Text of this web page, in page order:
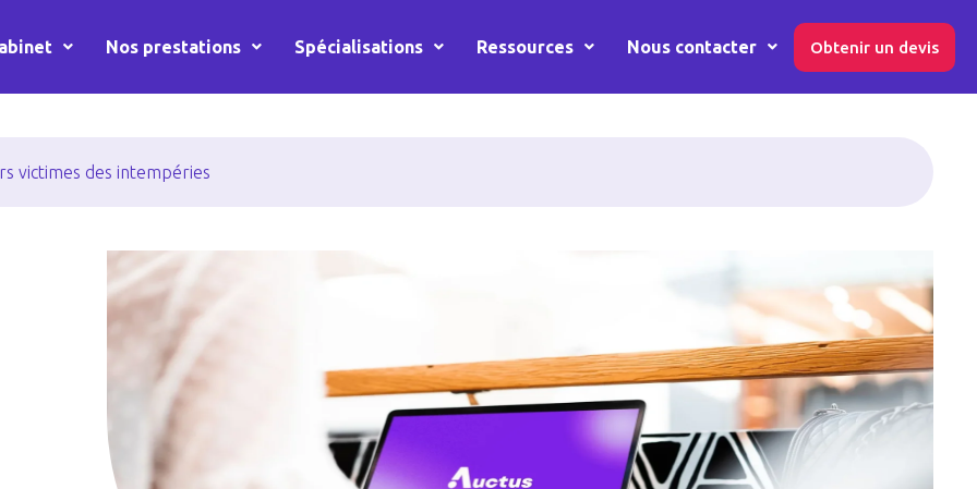
Nos prestations Spécialisations Ressources Nous contacter Obtenir un devis
victimes des intempéries